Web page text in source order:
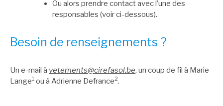
Ou alors prendre contact avec l’une des
responsables (voir ci-dessous).
Besoin de renseignements ?
Un e-mail à vetements@cirefasol.be, un coup de fil à Marie
Lange1 ou à Adrienne Defrance2.